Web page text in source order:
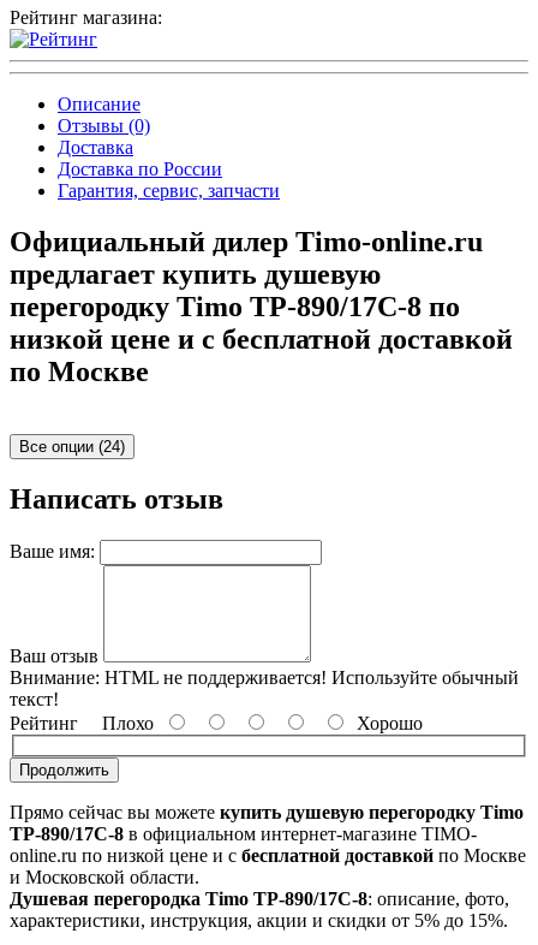
Рейтинг магазина:
Описание
Отзывы (0)
Доставка
Доставка по России
Гарантия, сервис, запчасти
Официальный дилер Timo-online.ru
предлагает купить душевую
перегородку Timo TP-890/17C-8 по
низкой цене и с бесплатной доставкой
по Москве
Все опции (24)
Написать отзыв
Ваше имя:
Ваш отзыв
Внимание: HTML не поддерживается! Используйте обычный
текст!
Рейтинг Плохо Хорошо
Продолжить
Прямо сейчас вы можете купить душевую перегородку Timo
TP-890/17C-8 в официальном интернет-магазине TIMO-
online.ru по низкой цене и с бесплатной доставкой по Москве
и Московской области.
Душевая перегородка Timo TP-890/17C-8: описание, фото,
характеристики, инструкция, акции и скидки от 5% до 15%.